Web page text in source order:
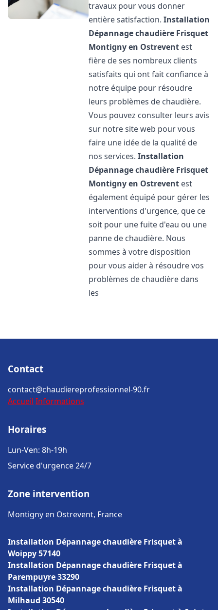
travaux pour vous donner
entière satisfaction.Installation
Dépannage chaudière Frisquet
Montigny en Ostrevent est
fière de ses nombreux clients
satisfaits qui ont fait confiance à
notre équipe pour résoudre
leurs problèmes de chaudière.
Vous pouvez consulter leurs avis
sur notre site web pour vous
faire une idée de la qualité de
nos services.Installation
Dépannage chaudière Frisquet
Montigny en Ostrevent est
également équipé pour gérer les
interventions d'urgence, que ce
soit pour une fuite d'eau ou une
panne de chaudière. Nous
sommes à votre disposition
pour vous aider à résoudre vos
problèmes de chaudière dans
les
Contact
contact@chaudiereprofessionnel-90.fr
Accueil Informations
Horaires
Lun-Ven: 8h-19h
Service d'urgence 24/7
Zone intervention
Montigny en Ostrevent, France
Installation Dépannage chaudière Frisquet à
Woippy 57140
Installation Dépannage chaudière Frisquet à
Parempuyre 33290
Installation Dépannage chaudière Frisquet à
Milhaud 30540